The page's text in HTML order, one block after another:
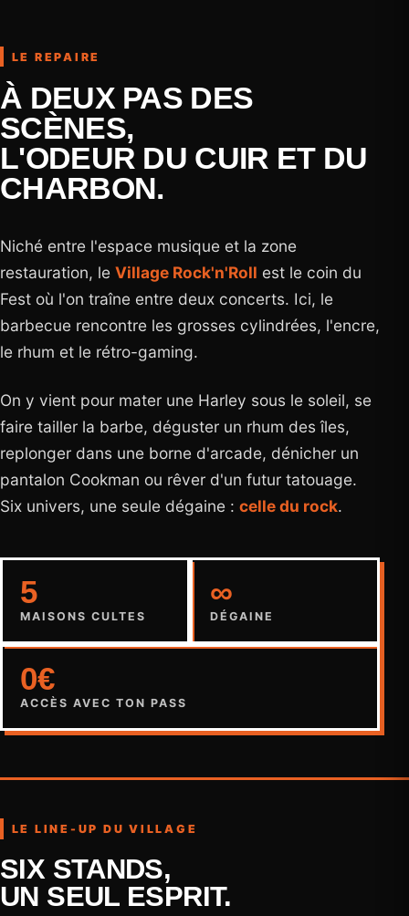
LE REPAIRE
À DEUX PAS DES
SCÈNES,
L'ODEUR DU CUIR ET DU
CHARBON.
Niché entre l'espace musique et la zone
restauration, le Village Rock'n'Roll est le coin du
Fest où l'on traîne entre deux concerts. Ici, le
barbecue rencontre les grosses cylindrées, l'encre,
le rhum et le rétro-gaming.
On y vient pour mater une Harley sous le soleil, se
faire tailler la barbe, déguster un rhum des îles,
replonger dans une borne d'arcade, dénicher un
pantalon Cookman ou rêver d'un futur tatouage.
Six univers, une seule dégaine : celle du rock.
5
MAISONS CULTES
∞
DÉGAINE
0€
ACCÈS AVEC TON PASS
LE LINE-UP DU VILLAGE
SIX STANDS,
UN SEUL ESPRIT.